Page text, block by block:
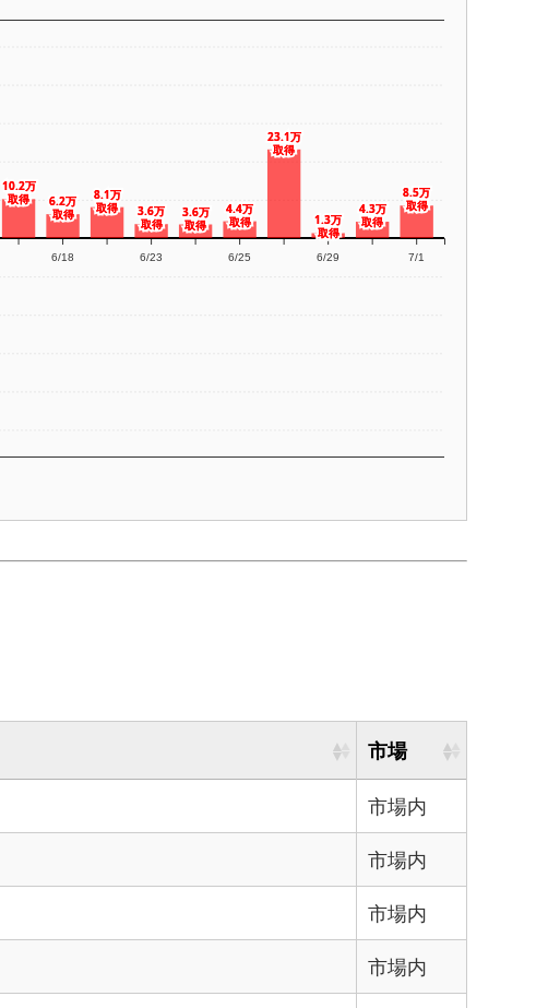
6/18 6/23 6/25 6/29 7/1
10.2万
取得
10.2万
取得
6.2万
取得
6.2万
取得
8.1万
取得
8.1万
取得
3.6万
取得
3.6万
取得
3.6万
取得
3.6万
取得
4.4万
取得
4.4万
取得
23.1万
取得
23.1万
取得
1.3万
取得
1.3万
取得
4.3万
取得
4.3万
取得
8.5万
取得
8.5万
取得
市場
市場内
市場内
市場内
市場内